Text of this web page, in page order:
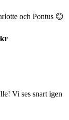
och Pontus 😊
kr
Vi ses snart igen